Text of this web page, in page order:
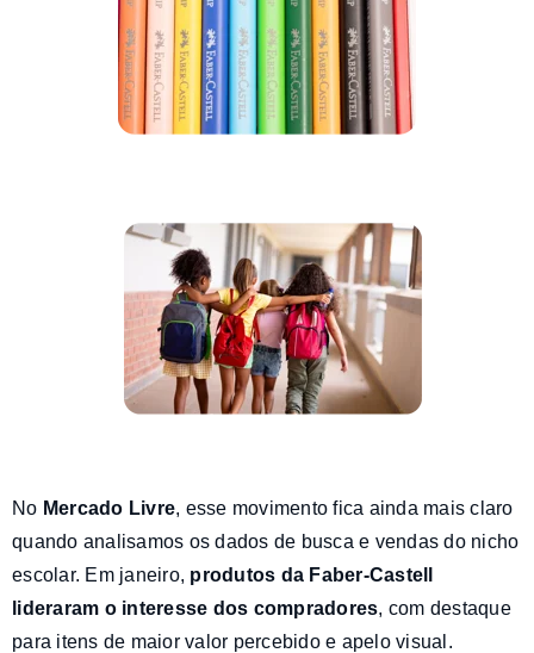
No Mercado Livre, esse movimento fica ainda mais claro
quando analisamos os dados de busca e vendas do nicho
escolar. Em janeiro, produtos da Faber-Castell
lideraram o interesse dos compradores, com destaque
para itens de maior valor percebido e apelo visual.